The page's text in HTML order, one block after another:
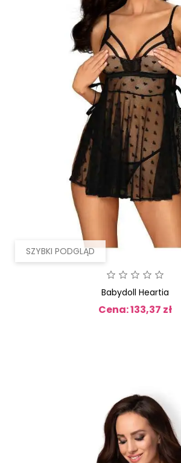
SZYBKI PODGLĄD
Babydoll Heartia
Cena: 133,37 zł